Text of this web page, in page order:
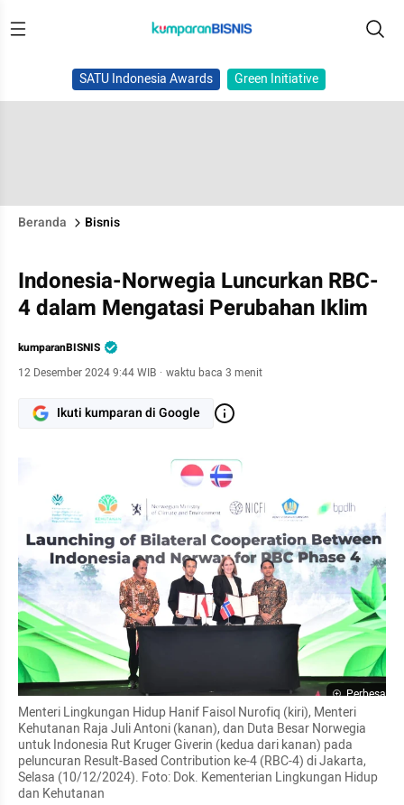
SATU Indonesia Awards Green Initiative
Beranda Bisnis
Indonesia-Norwegia Luncurkan RBC-
4 dalam Mengatasi Perubahan Iklim
kumparanBISNIS
12 Desember 2024 9:44 WIB · waktu baca 3 menit
Ikuti kumparan di Google
Perbesar
Menteri Lingkungan Hidup Hanif Faisol Nurofiq (kiri), Menteri
Kehutanan Raja Juli Antoni (kanan), dan Duta Besar Norwegia
untuk Indonesia Rut Kruger Giverin (kedua dari kanan) pada
peluncuran Result-Based Contribution ke-4 (RBC-4) di Jakarta,
Selasa (10/12/2024). Foto: Dok. Kementerian Lingkungan Hidup
dan Kehutanan